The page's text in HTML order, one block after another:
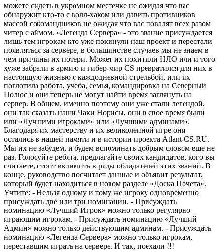
можете сидеть в укромном местечке не ожидая что вас
обнаружит кто-то с волл-хаком или давить противников
массой сокомандников не ожидая что вас повалят всех разом
читер с аймом. «Легенда Сервера» - это звание присуждается
лишь тем игрокам кто уже покинули наш проект и перестали
появляться за сервере, в большинстве случаев мы не знаем в
чем причины их потери. Может их похитили НЛО или и того
хуже забрали в армию и гибер-мир CS превратился для них в
настоящую жизнью с каждодневной стрельбой, или их
поглотила работа, учеба, семья, командировка на Северный
Полюс и они теперь не могут найти время заглянуть на
сервер. В общем, именно поэтому они уже стали легендой,
они так сказать наши Чаки Норисы, они в свое время были
или «Лучшими игроками» или «Лучшими админами».
Благодаря их мастерству и их великолепной игре они
остались в нашей памяти и в истории проекта Atlant-CS.RU.
Мы их не забудем, и будем вспоминать добрым словом еще не
раз. Голосуйте ребята, предлагайте своих кандидатов, кого вы
считаете, стоит включить в ряды обладателей этих званий. В
конце, руководство посчитает данные и объявит результат,
который будет находиться в новом разделе «Доска Почета».
Учтите: - Нельзя одному и тому же игроку одновременно
присуждать две или три номинации. - Присуждать
номинацию «Лучший Игрок» можно только регулярно
играющим игрокам. - Присуждать номинацию «Лучший
Админ» можно только действующим админам. - Присуждать
номинацию «Легенда Сервера» можно только игрокам,
переставшим играть на сервере. И так, поехали !!!